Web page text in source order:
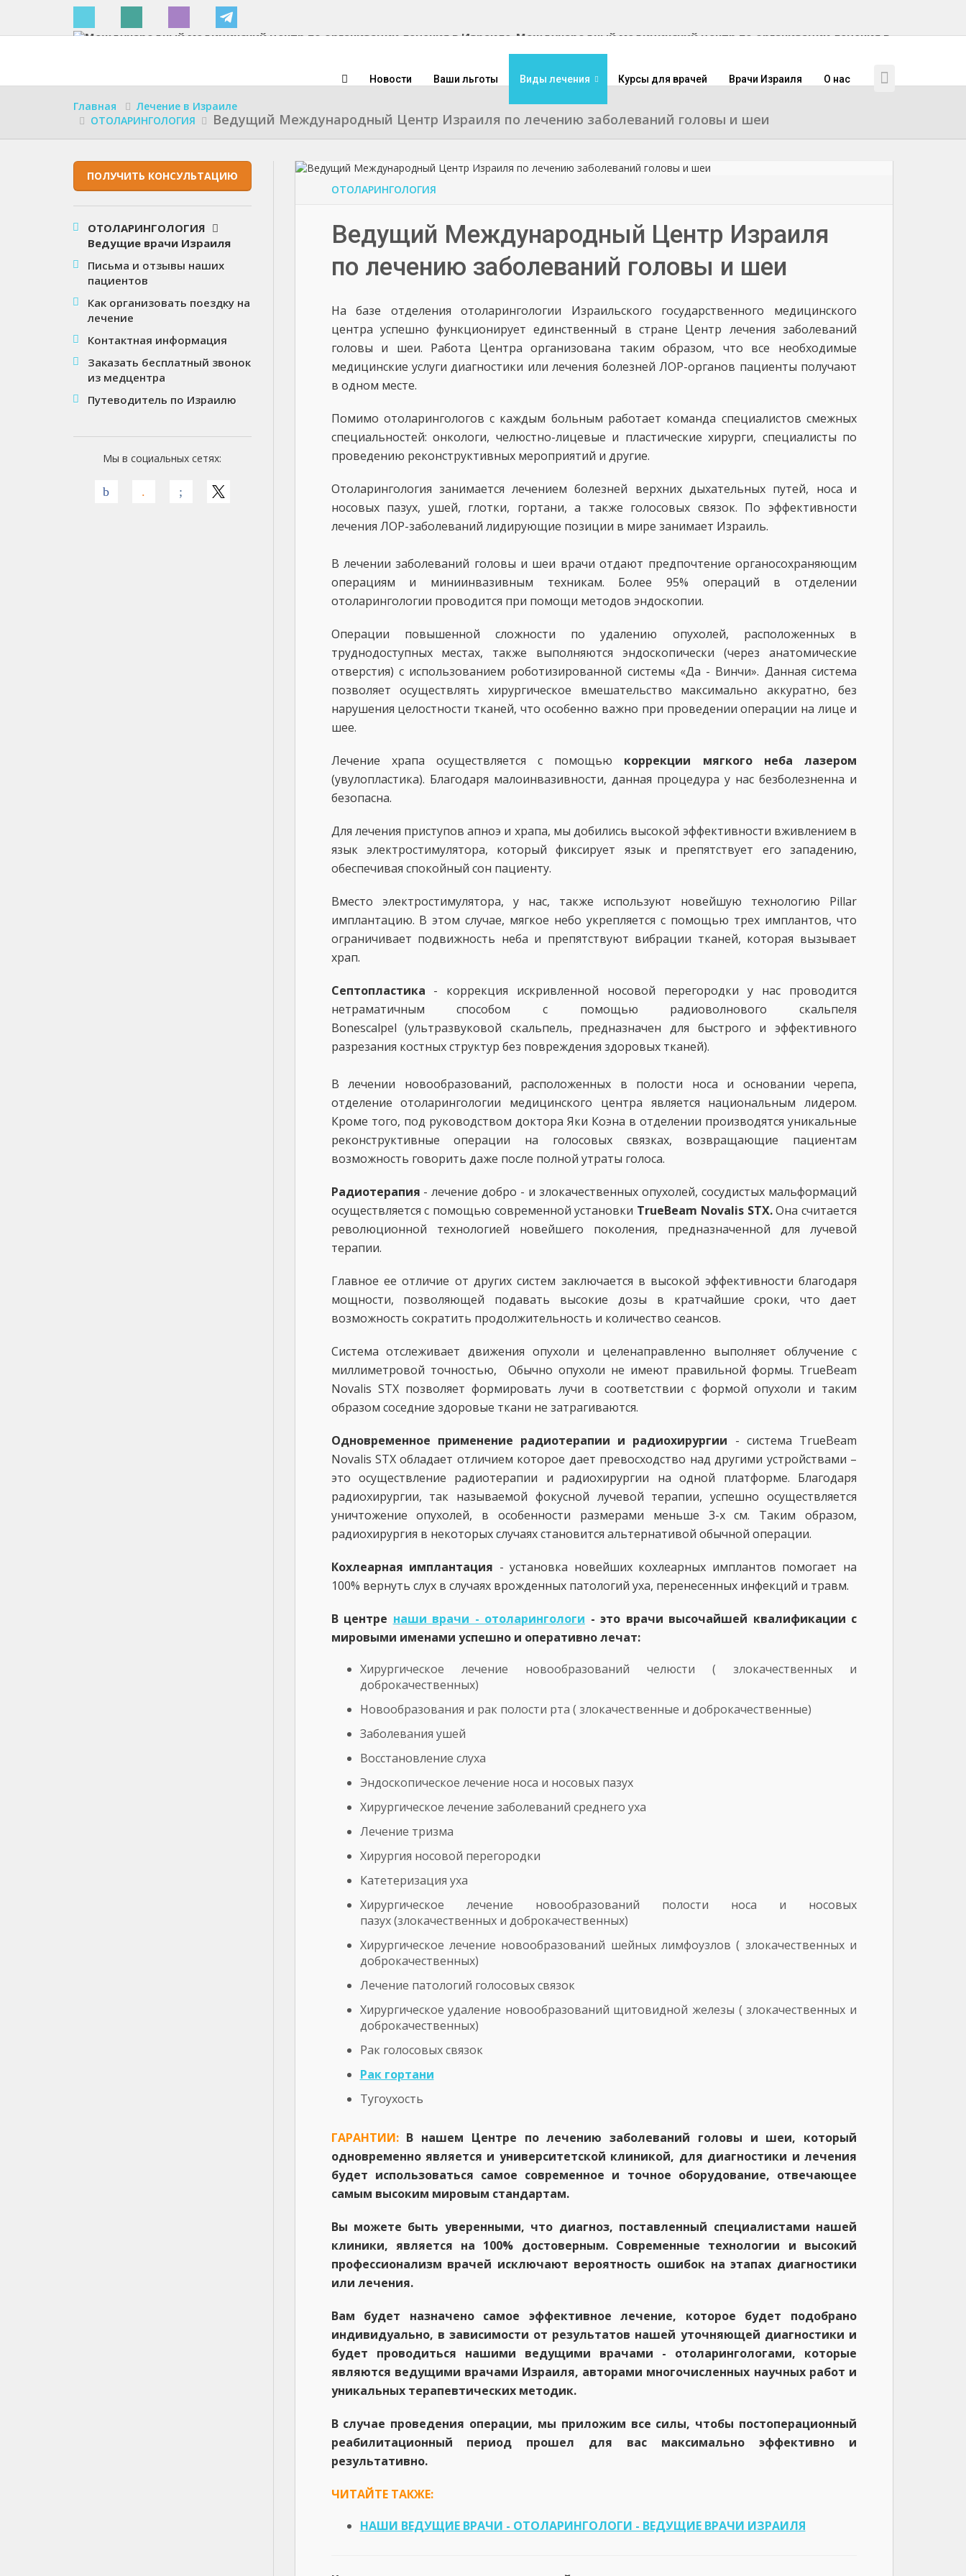
Международный медицинский центр по организации лечения в
Новости Ваши льготы Виды лечения Курсы для врачей Врачи Израиля О нас
Главная
Лечение в Израиле
ОТОЛАРИНГОЛОГИЯ
Ведущий Международный Центр Израиля по лечению заболеваний головы и шеи
ПОЛУЧИТЬ КОНСУЛЬТАЦИЮ
ОТОЛАРИНГОЛОГИЯ
Ведущие врачи Израиля
Письма и отзывы наших
пациентов
Как организовать поездку на
лечение
Контактная информация
Заказать бесплатный звонок
из медцентра
Путеводитель по Израилю
Мы в социальных сетях:
ОТОЛАРИНГОЛОГИЯ
Ведущий Международный Центр Израиля
по лечению заболеваний головы и шеи
На базе отделения отоларингологии Израильского государственного медицинского
центра успешно функционирует единственный в стране Центр лечения заболеваний
головы и шеи. Работа Центра организована таким образом, что все необходимые
медицинские услуги диагностики или лечения болезней ЛОР-органов пациенты получают
в одном месте.
Помимо отоларингологов с каждым больным работает команда специалистов смежных
специальностей: онкологи, челюстно-лицевые и пластические хирурги, специалисты по
проведению реконструктивных мероприятий и другие.
Отоларингология занимается лечением болезней верхних дыхательных путей, носа и
носовых пазух, ушей, глотки, гортани, а также голосовых связок. По эффективности
лечения ЛОР-заболеваний лидирующие позиции в мире занимает Израиль.
В лечении заболеваний головы и шеи врачи отдают предпочтение органосохраняющим
операциям и миниинвазивным техникам. Более 95% операций в отделении
отоларингологии проводится при помощи методов эндоскопии.
Операции повышенной сложности по удалению опухолей, расположенных в
труднодоступных местах, также выполняются эндоскопически (через анатомические
отверстия) с использованием роботизированной системы «Да - Винчи». Данная система
позволяет осуществлять хирургическое вмешательство максимально аккуратно, без
нарушения целостности тканей, что особенно важно при проведении операции на лице и
шее.
Лечение храпа осуществляется с помощью коррекции мягкого неба лазером
(увулопластика). Благодаря малоинвазивности, данная процедура у нас безболезненна и
безопасна.
Для лечения приступов апноэ и храпа, мы добились высокой эффективности вживлением в
язык электростимулятора, который фиксирует язык и препятствует его западению,
обеспечивая спокойный сон пациенту.
Вместо электростимулятора, у нас, также используют новейшую технологию Pillar
имплантацию. В этом случае, мягкое небо укрепляется с помощью трех имплантов, что
ограничивает подвижность неба и препятствуют вибрации тканей, которая вызывает
храп.
Септопластика - коррекция искривленной носовой перегородки у нас проводится
нетраматичным способом с помощью радиоволнового скальпеля
Bonescalpel (ультразвуковой скальпель, предназначен для быстрого и эффективного
разрезания костных структур без повреждения здоровых тканей).
В лечении новообразований, расположенных в полости носа и основании черепа,
отделение отоларингологии медицинского центра является национальным лидером.
Кроме того, под руководством доктора Яки Коэна в отделении производятся уникальные
реконструктивные операции на голосовых связках, возвращающие пациентам
возможность говорить даже после полной утраты голоса.
Радиотерапия - лечение добро - и злокачественных опухолей, сосудистых мальформаций
осуществляется с помощью современной установки TrueBeam Novalis STX.Она считается
революционной технологией новейшего поколения, предназначенной для лучевой
терапии.
Главное ее отличие от других систем заключается в высокой эффективности благодаря
мощности, позволяющей подавать высокие дозы в кратчайшие сроки, что дает
возможность сократить продолжительность и количество сеансов.
Система отслеживает движения опухоли и целенаправленно выполняет облучение с
миллиметровой точностью, Обычно опухоли не имеют правильной формы. TrueBeam
Novalis STX позволяет формировать лучи в соответствии с формой опухоли и таким
образом соседние здоровые ткани не затрагиваются.
Одновременное применение радиотерапии и радиохирургии - система TrueBeam
Novalis STX обладает отличием которое дает превосходство над другими устройствами –
это осуществление радиотерапии и радиохирургии на одной платформе. Благодаря
радиохирургии, так называемой фокусной лучевой терапии, успешно осуществляется
уничтожение опухолей, в особенности размерами меньше 3-х см. Таким образом,
радиохирургия в некоторых случаях становится альтернативой обычной операции.
Кохлеарная имплантация - установка новейших кохлеарных имплантов помогает на
100% вернуть слух в случаях врожденных патологий уха, перенесенных инфекций и травм.
В центре наши врачи - отоларингологи - это врачи высочайшей квалификации с
мировыми именами успешно и оперативно лечат:
Хирургическое лечение новообразований челюсти ( злокачественных и
доброкачественных)
Новообразования и рак полости рта ( злокачественные и доброкачественные)
Заболевания ушей
Восстановление слуха
Эндоскопическое лечение носа и носовых пазух
Хирургическое лечение заболеваний среднего уха
Лечение тризма
Хирургия носовой перегородки
Катетеризация уха
Хирургическое лечение новообразований полости носа и носовых
пазух (злокачественных и доброкачественных)
Хирургическое лечение новообразований шейных лимфоузлов ( злокачественных и
доброкачественных)
Лечение патологий голосовых связок
Хирургическое удаление новообразований щитовидной железы ( злокачественных и
доброкачественных)
Pак голосовых связок
Рак гортани
Тугоухость
ГАРАНТИИ:В нашем Центре по лечению заболеваний головы и шеи, который
одновременно является и университетской клиникой, для диагностики и лечения
будет использоваться самое современное и точное оборудование, отвечающее
самым высоким мировым стандартам.
Вы можете быть уверенными, что диагноз, поставленный специалистами нашей
клиники, является на 100% достоверным. Современные технологии и высокий
профессионализм врачей исключают вероятность ошибок на этапах диагностики
или лечения.
Вам будет назначено самое эффективное лечение, которое будет подобрано
индивидуально, в зависимости от результатов нашей уточняющей диагностики и
будет проводиться нашими ведущими врачами - отоларингологами, которые
являются ведущими врачами Израиля, авторами многочисленных научных работ и
уникальных терапевтических методик.
В случае проведения операции, мы приложим все силы, чтобы постоперационный
реабилитационный период прошел для вас максимально эффективно и
результативно.
ЧИТАЙТЕ ТАКЖЕ:
НАШИ ВЕДУЩИЕ ВРАЧИ - ОТОЛАРИНГОЛОГИ - ВЕДУЩИЕ ВРАЧИ ИЗРАИЛЯ